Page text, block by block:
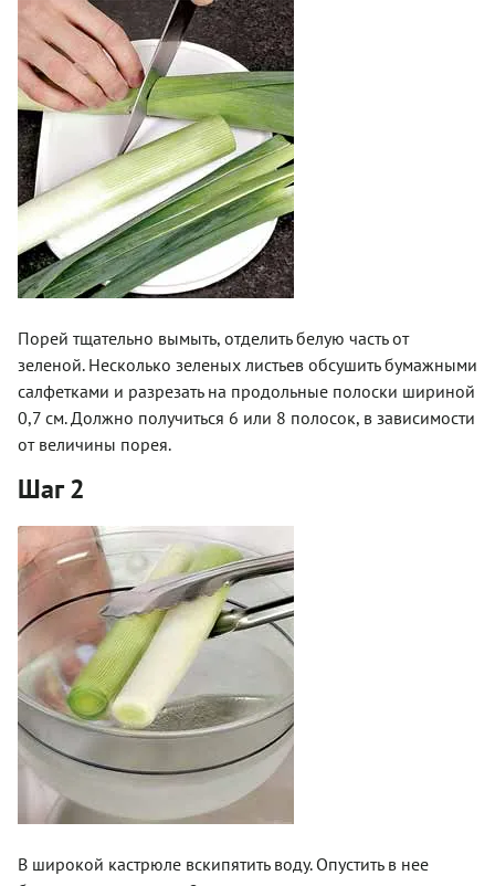
Порей тщательно вымыть, отделить белую часть от
зеленой. Несколько зеленых листьев обсушить бумажными
салфетками и разрезать на продольные полоски шириной
0,7 см. Должно получиться 6 или 8 полосок, в зависимости
от величины порея.
Шаг 2
В широкой кастрюле вскипятить воду. Опустить в нее